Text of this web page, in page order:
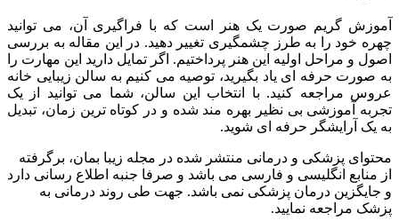
آموزش گریم صورت یک هنر است که با فراگیری آن، می‌ توانید
چهره خود را به طرز چشمگیری تغییر دهید. در این مقاله به بررسی
اصول و مراحل اولیه این هنر پرداختیم. اگر تمایل دارید این مهارت را
به صورت حرفه ‌ای یاد بگیرید، توصیه می ‌کنیم به سالن زیبایی خانه
عروس مراجعه کنید. با انتخاب این سالن، شما می ‌توانید از یک
تجربه آموزشی بی ‌نظیر بهره ‌مند شده و در کوتاه‌ ترین زمان، تبدیل
به یک آرایشگر حرفه ‌ای شوید.
محتوای پزشکی و درمانی منتشر شده در مجله زیبا بمان، برگرفته
از منابع انگلیسی و فارسی می باشد و صرفا جنبه اطلاع رسانی دارد
و جایگزین درمان پزشکی نمی باشد. جهت طی روند درمانی به
پزشک مراجعه نمایید.